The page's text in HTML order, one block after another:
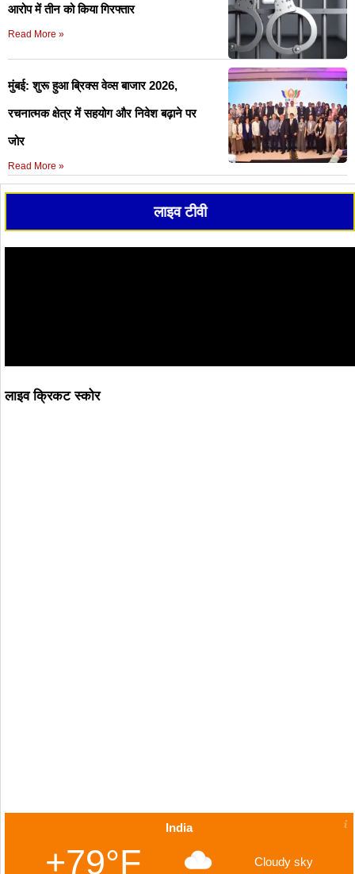
आरोप में तीन को किया गिरफ्तार
Read More »
मुंबई: शुरू हुआ ब्रिक्स वेव्स बाजार 2026,
रचनात्मक क्षेत्र में सहयोग और निवेश बढ़ाने पर
जोर
Read More »
लाइव टीवी
लाइव क्रिकट स्कोर
India
+79°F Cloudy sky